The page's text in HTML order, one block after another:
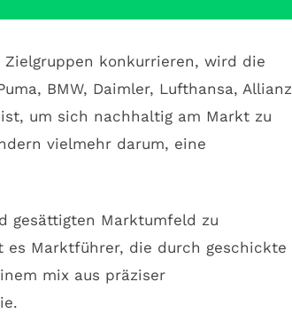
konkurrieren, wird die
BMW, Daimler, Lufthansa, Allianz
um sich nachhaltig am Markt zu
vielmehr darum, eine
gesättigten Marktumfeld zu
es Marktführer, die durch geschickte
mix aus präziser